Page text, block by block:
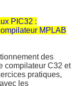
PIC32 :
MPLAB
des
compilateur C32 et
pratiques,
les